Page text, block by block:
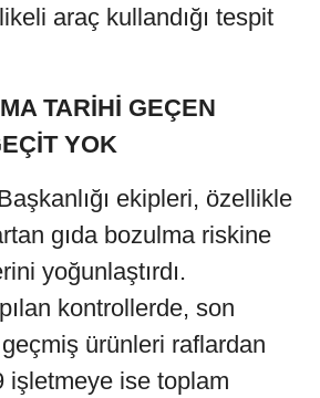
araç kullandığı tespit
TARİHİ GEÇEN
YOK
ekipleri, özellikle
gıda bozulma riskine
yoğunlaştırdı.
kontrollerde, son
ürünleri raflardan
işletmeye ise toplam